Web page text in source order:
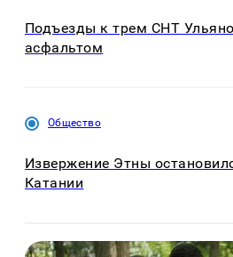
Подъезды к трем СНТ
асфальтом
Общество
Извержение Этны
Катании